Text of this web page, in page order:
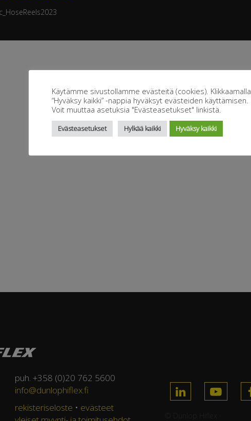
puh. +358 (0)20 762 5600
info@dunlophiflex.fi
rekisteriseloste • evästeet
Käytämme sivustollamme evästeitä (cookies). Klikkaamalla
“Hyväksy kaikki” -nappia hyväksyt evästeiden käyttämisen.
Voit muuttaa asetuksia "Evästeasetukset" linkistä.
Evästeasetukset Hylkää kaikki Hyväksy kaikki